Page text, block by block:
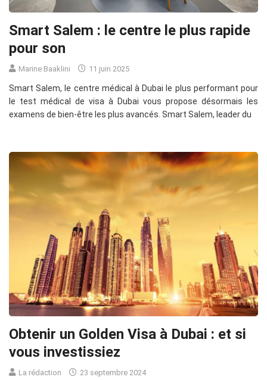
Smart Salem : le centre le plus rapide
pour son
Marine Baaklini 11 juin 2025
Smart Salem, le centre médical à Dubai le plus performant pour
le test médical de visa à Dubai vous propose désormais les
examens de bien-être les plus avancés. Smart Salem, leader du
Obtenir un Golden Visa à Dubai : et si
vous investissiez
La rédaction 23 septembre 2024